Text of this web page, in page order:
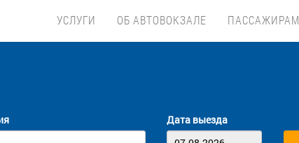
УСЛУГИ ОБ АВТОВОКЗАЛЕ ПАССАЖИРАМ
Дата выезда